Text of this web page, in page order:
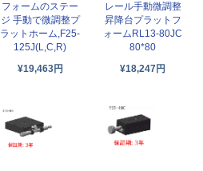
フォームのステー
ジ 手動で微調整プ
ラットホーム,F25-
125J(L,C,R)
¥19,463円
レール手動微調整
昇降台プラットフ
ォームRL13-80JC
80*80
¥18,247円